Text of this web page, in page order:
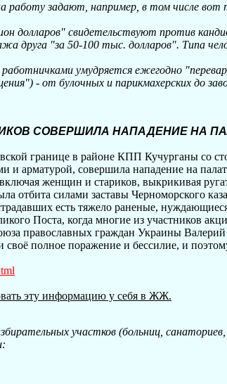
работу задают, например, в том числе вот
долларов" свидетельствуют против
друга "за 50-100 тыс. долларов". Типа
умудряется ежегодно
- от булочных и парикмахерских до
СОВЕРШИЛА НАПАДЕНИЕ НА
границе в районе КПП Кучурганы со
и арматурой, совершила нападение на
женщин и стариков, выкрикивая
отбита силами заставы Черноморского
есть тяжело раненые,
Поста, когда многие из участников
православных граждан Украины Валерий
полное поражение и бессилие, и
эту информацию у себя в ЖЖ.
участков (больниц,